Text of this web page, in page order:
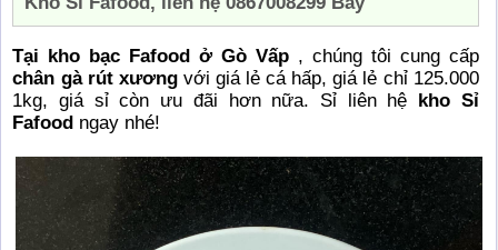
Tại kho bạc Fafood ở Gò Vấp , chúng tôi cung cấp
chân gà rút xươngvới giá lẻ cá hấp, giá lẻ chỉ 125.000
1kg, giá sỉ còn ưu đãi hơn nữa. Sỉ liên hệ kho Sỉ
Fafood ngay nhé!